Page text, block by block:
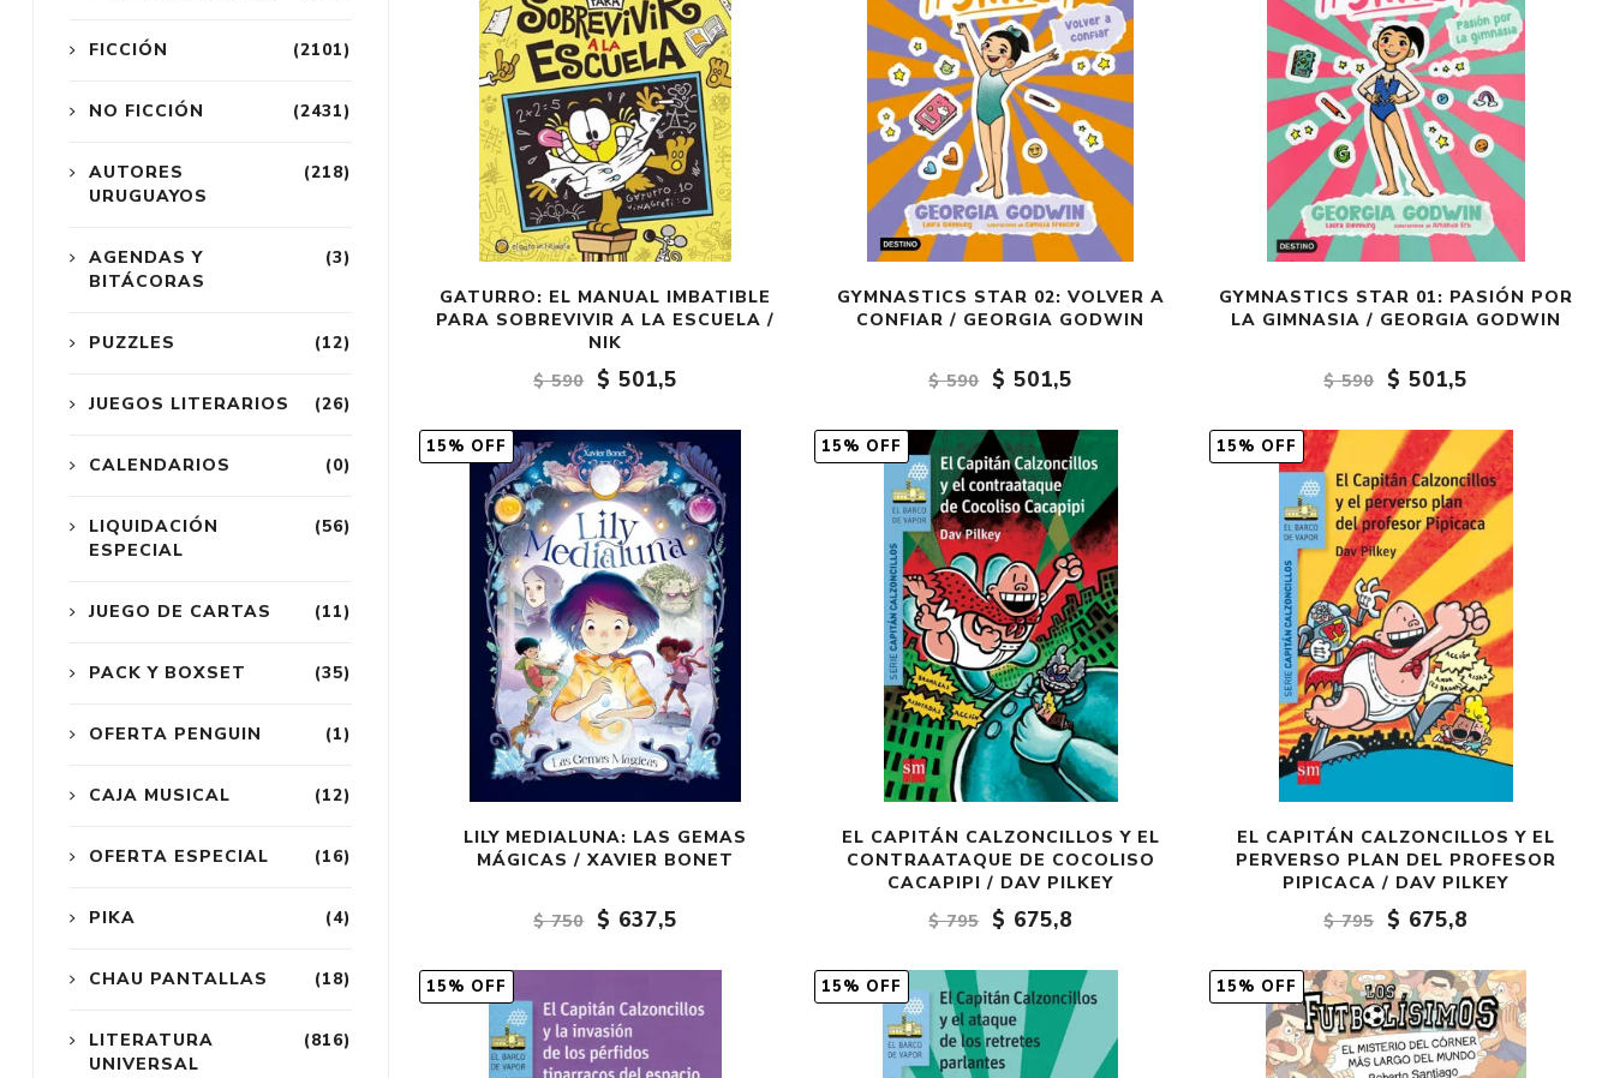
GATURRO: EL MANUAL IMBATIBLE
PARA SOBREVIVIR A LA ESCUELA /
NIK
$ 590
$ 501,5
GYMNASTICS STAR 02: VOLVER A
CONFIAR / GEORGIA GODWIN
$ 590 $ 501,5
GYMNASTICS STAR 01: PASIÓN POR
LA GIMNASIA / GEORGIA GODWIN
$ 590 $ 501,5
15% OFF
LILY MEDIALUNA: LAS GEMAS
MÁGICAS / XAVIER BONET
$ 750 $ 637,5
15% OFF
EL CAPITÁN CALZONCILLOS Y EL
CONTRAATAQUE DE COCOLISO
CACAPIPI / DAV PILKEY
$ 795
$ 675,8
15% OFF
EL CAPITÁN CALZONCILLOS Y EL
PERVERSO PLAN DEL PROFESOR
PIPICACA / DAV PILKEY
$ 795
$ 675,8
15% OFF 15% OFF 15% OFF
(2101)
FICCIÓN
(2431)
NO FICCIÓN
(218)
AUTORES
URUGUAYOS
(3)
AGENDAS Y
BITÁCORAS
(12)
PUZZLES
(26)
JUEGOS LITERARIOS
(0)
CALENDARIOS
(56)
LIQUIDACIÓN
ESPECIAL
(11)
JUEGO DE CARTAS
(35)
PACK Y BOXSET
(1)
OFERTA PENGUIN
(12)
CAJA MUSICAL
(16)
OFERTA ESPECIAL
(4)
PIKA
(18)
CHAU PANTALLAS
(816)
LITERATURA
UNIVERSAL